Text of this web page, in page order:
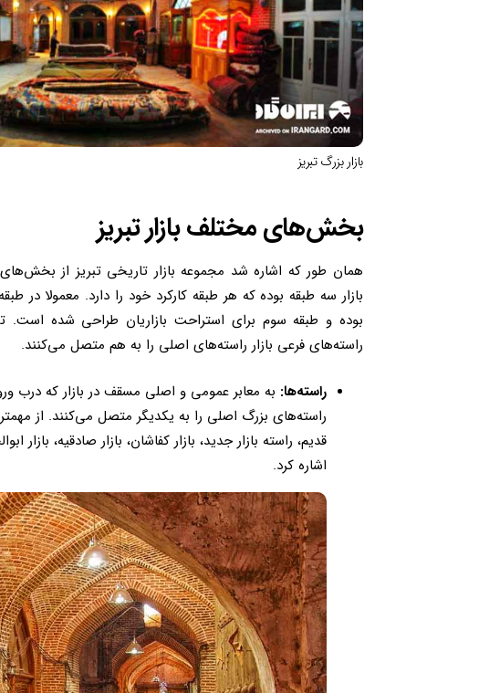
بازار بزرگ تبریز
بخش‌های مختلف بازار تبریز
همان طور که اشاره شد مجموعه بازار تاریخی تبریز از
بازار سه طبقه بوده که هر طبقه کارکرد خود را دارد. معمولا در
بوده و طبقه سوم برای استراحت بازاریان طراحی شده است.
راسته‌های فرعی بازار راسته‌های اصلی را به هم متصل می‌کنند.
راسته‌ها: به معابر عمومی و اصلی مسقف در بازار که درب
راسته‌های بزرگ اصلی را به یکدیگر متصل می‌کنند. از
قدیم، راسته بازار جدید، بازار کفاشان، بازار صادقیه،
اشاره کرد.